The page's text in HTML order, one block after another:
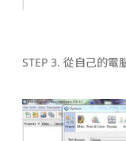
STEP 3. 從自己的